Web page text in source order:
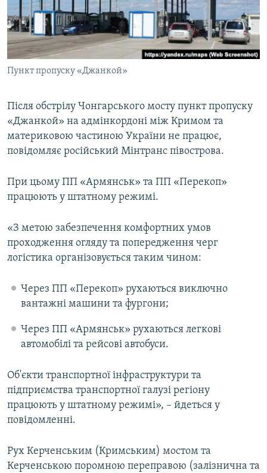
ВІДЕОУРОКИ «ELIFBE»
СВІДЧЕННЯ ОКУПАЦІЇ
УКРАЇНСЬКА ПРОБЛЕМА КРИМУ
ІНФОГРАФІКА
Русский
Qırımtatar
ДОЛУЧАЙСЯ!
Пункт пропуску «Джанкой»
Після обстрілу Чонгарського мосту пункт пропуску
«Джанкой» на адмінкордоні між Кримом та
материковою частиною України не працює,
повідомляє російський Мінтранс півострова.
При цьому ПП «Армянськ» та ПП «Перекоп»
працюють у штатному режимі.
«З метою забезпечення комфортних умов
проходження огляду та попередження черг
логістика організовується таким чином:
Через ПП «Перекоп» рухаються виключно
вантажні машини та фургони;
Через ПП «Армянськ» рухаються легкові
автомобілі та рейсові автобуси.
Об'єкти транспортної інфраструктури та
підприємства транспортної галузі регіону
працюють у штатному режимі», – йдеться у
повідомленні.
Рух Керченським (Кримським) мостом та
Керченською поромною переправою (залізнична та